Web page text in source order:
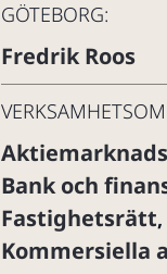
GÖTEBORG:
Fredrik Roos
Bank och
Fastighetsrätt,
Kommersiella